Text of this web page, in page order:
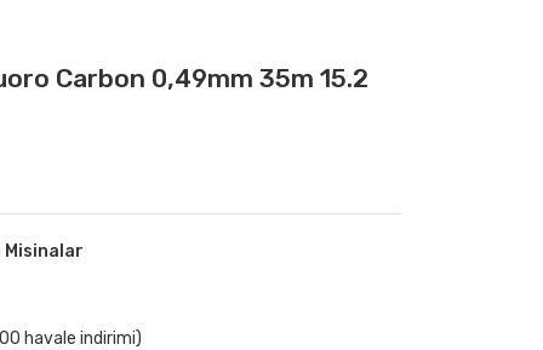
Carbon 0,49mm 35m 15.2
havale indirimi)